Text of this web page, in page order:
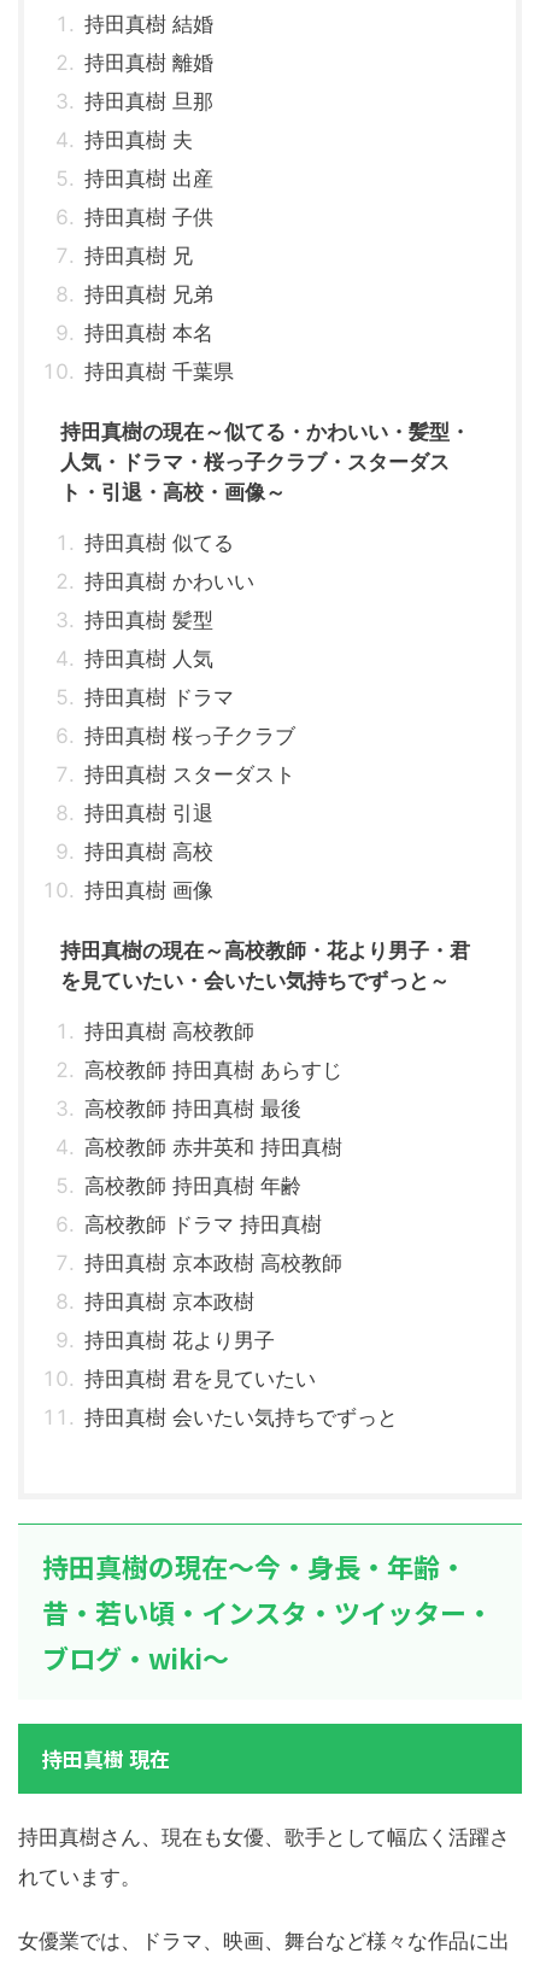
持田真樹 結婚
持田真樹 離婚
持田真樹 旦那
持田真樹 夫
持田真樹 出産
持田真樹 子供
持田真樹 兄
持田真樹 兄弟
持田真樹 本名
持田真樹 千葉県
持田真樹の現在～似てる・かわいい・髪型・
人気・ドラマ・桜っ子クラブ・スターダス
ト・引退・高校・画像～
持田真樹 似てる
持田真樹 かわいい
持田真樹 髪型
持田真樹 人気
持田真樹 ドラマ
持田真樹 桜っ子クラブ
持田真樹 スターダスト
持田真樹 引退
持田真樹 高校
持田真樹 画像
持田真樹の現在～高校教師・花より男子・君
を見ていたい・会いたい気持ちでずっと～
持田真樹 高校教師
高校教師 持田真樹 あらすじ
高校教師 持田真樹 最後
高校教師 赤井英和 持田真樹
高校教師 持田真樹 年齢
高校教師 ドラマ 持田真樹
持田真樹 京本政樹 高校教師
持田真樹 京本政樹
持田真樹 花より男子
持田真樹 君を見ていたい
持田真樹 会いたい気持ちでずっと
持田真樹の現在～今・身長・年齢・
昔・若い頃・インスタ・ツイッター・
ブログ・wiki～
持田真樹 現在
持田真樹さん、現在も女優、歌手として幅広く活躍さ
れています。
女優業では、ドラマ、映画、舞台など様々な作品に出